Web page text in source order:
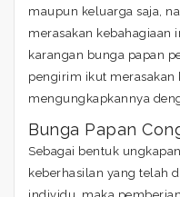
maupun keluarga saja,
merasakan kebahagiaan
karangan bunga papan
pengirim ikut merasakan
mengungkapkannya
Bunga Papan
Sebagai bentuk
keberhasilan yang telah